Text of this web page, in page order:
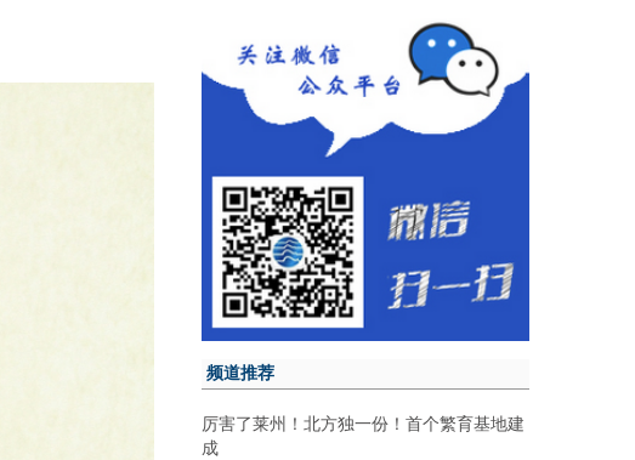
频道推荐
厉害了莱州！北方独一份！首个繁育基地建
成